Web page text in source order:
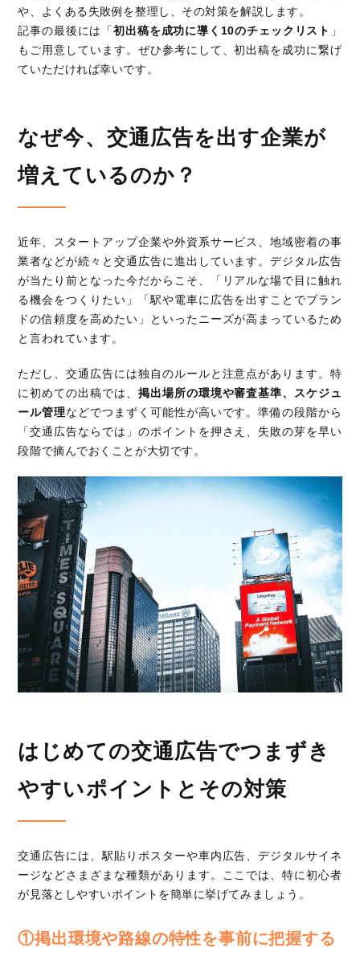
や、よくある失敗例を整理し、その対策を解説します。
記事の最後には「初出稿を成功に導く10のチェックリスト 」
もご用意しています。ぜひ参考にして、初出稿を成功に繋げ
ていただければ幸いです。
なぜ今、交通広告を出す企業が
増えているのか？
近年、スタートアップ企業や外資系サービス、地域密着の事
業者などが続々と交通広告に進出しています。デジタル広告
が当たり前となった今だからこそ、「リアルな場で目に触れ
る機会をつくりたい」「駅や電車に広告を出すことでブラン
ドの信頼度を高めたい」といったニーズが高まっているため
と言われています。
ただし、交通広告には独自のルールと注意点があります。特
に初めての出稿では、 掲出場所の環境や審査基準、スケジュ
ール管理などでつまずく可能性が高いです。準備の段階から
「交通広告ならでは」のポイントを押さえ、失敗の芽を早い
段階で摘んでおくことが大切です。
はじめての交通広告でつまずき
やすいポイントとその対策
交通広告には、駅貼りポスターや車内広告、デジタルサイネ
ージなどさまざまな種類があります。ここでは、特に初心者
が見落としやすいポイントを簡単に挙げてみましょう。
①掲出環境や路線の特性を事前に把握する